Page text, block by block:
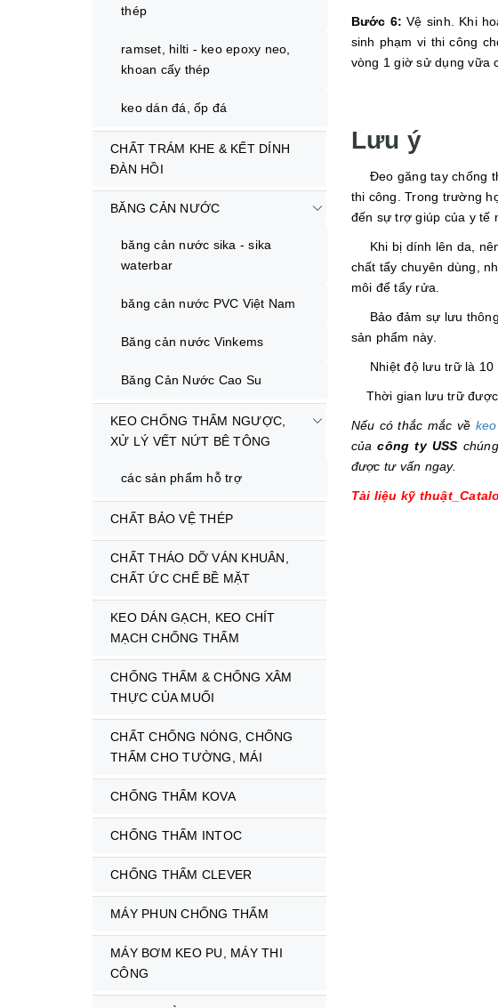
thép
ramset, hilti - keo epoxy neo,
khoan cấy thép
keo dán đá, ốp đá
CHẤT TRÁM KHE & KẾT DÍNH
ĐÀN HỒI
BĂNG CẢN NƯỚC
băng cản nước sika - sika
waterbar
băng cản nước PVC Việt Nam
Băng cản nước Vinkems
Băng Cản Nước Cao Su
KEO CHỐNG THẤM NGƯỢC,
XỬ LÝ VẾT NỨT BÊ TÔNG
các sản phẩm hỗ trợ
CHẤT BẢO VỆ THÉP
CHẤT THÁO DỠ VÁN KHUÂN,
CHẤT ỨC CHẾ BỀ MẶT
KEO DÁN GẠCH, KEO CHÍT
MẠCH CHỐNG THẤM
CHỐNG THẤM & CHỐNG XÂM
THỰC CỦA MUỐI
CHẤT CHỐNG NÓNG, CHỐNG
THẤM CHO TƯỜNG, MÁI
CHỐNG THẤM KOVA
CHỐNG THẤM INTOC
CHỐNG THẤM CLEVER
MÁY PHUN CHỐNG THẤM
MÁY BƠM KEO PU, MÁY THI
CÔNG
Bước 6: Vệ sinh. Khi
sinh phạm vi thi công
vòng 1 giờ sử dụng vữa
Lưu ý
Đeo găng tay chống
thi công. Trong trường
đến sự trợ giúp của y tế
Khi bị dính lên da,
chất tẩy chuyên dùng,
môi để tẩy rửa.
Bảo đảm sự lưu thông
sản phẩm này.
Nhiệt độ lưu trữ là 10
Thời gian lưu trữ được
Nếu có thắc mắc về
của công ty USS
được tư vấn ngay.
Tài liệu kỹ